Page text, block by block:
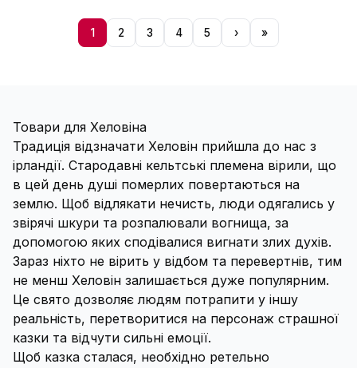
1 2 3 4 5 › »
Товари для Хеловіна
Традиція відзначати Хеловін прийшла до нас з
ірландії. Стародавні кельтські племена вірили, що
в цей день душі померлих повертаються на
землю. Щоб відлякати нечисть, люди одягались у
звірячі шкури та розпалювали вогнища, за
допомогою яких сподівалися вигнати злих духів.
Зараз ніхто не вірить у відбом та перевертнів, тим
не менш Хеловін залишається дуже популярним.
Це свято дозволяє людям потрапити у іншу
реальність, перетворитися на персонаж страшної
казки та відчути сильні емоції.
Щоб казка сталася, необхідно ретельно